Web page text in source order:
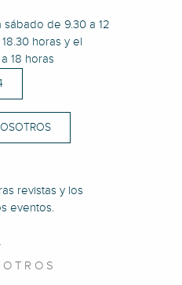
de 9.30 a 12
horas y el
18 horas
revistas y los
eventos.